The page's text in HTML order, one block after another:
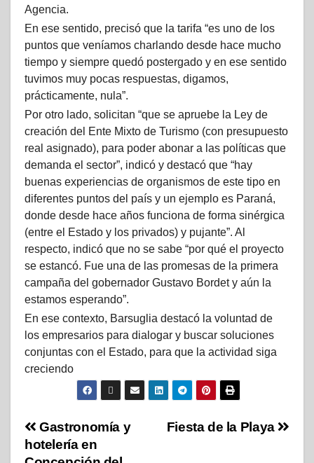
Agencia.
En ese sentido, precisó que la tarifa “es uno de los
puntos que veníamos charlando desde hace mucho
tiempo y siempre quedó postergado y en ese sentido
tuvimos muy pocas respuestas, digamos,
prácticamente, nula”.
Por otro lado, solicitan “que se apruebe la Ley de
creación del Ente Mixto de Turismo (con presupuesto
real asignado), para poder abonar a las políticas que
demanda el sector”, indicó y destacó que “hay
buenas experiencias de organismos de este tipo en
diferentes puntos del país y un ejemplo es Paraná,
donde desde hace años funciona de forma sinérgica
(entre el Estado y los privados) y pujante”. Al
respecto, indicó que no se sabe “por qué el proyecto
se estancó. Fue una de las promesas de la primera
campaña del gobernador Gustavo Bordet y aún la
estamos esperando”.
En ese contexto, Barsuglia destacó la voluntad de
los empresarios para dialogar y buscar soluciones
conjuntas con el Estado, para que la actividad siga
creciendo
Fiesta de la Playa
Gastronomía y
hotelería en